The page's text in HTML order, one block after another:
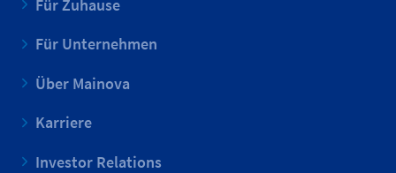
Für Zuhause
Für Unternehmen
Über Mainova
Karriere
Investor Relations